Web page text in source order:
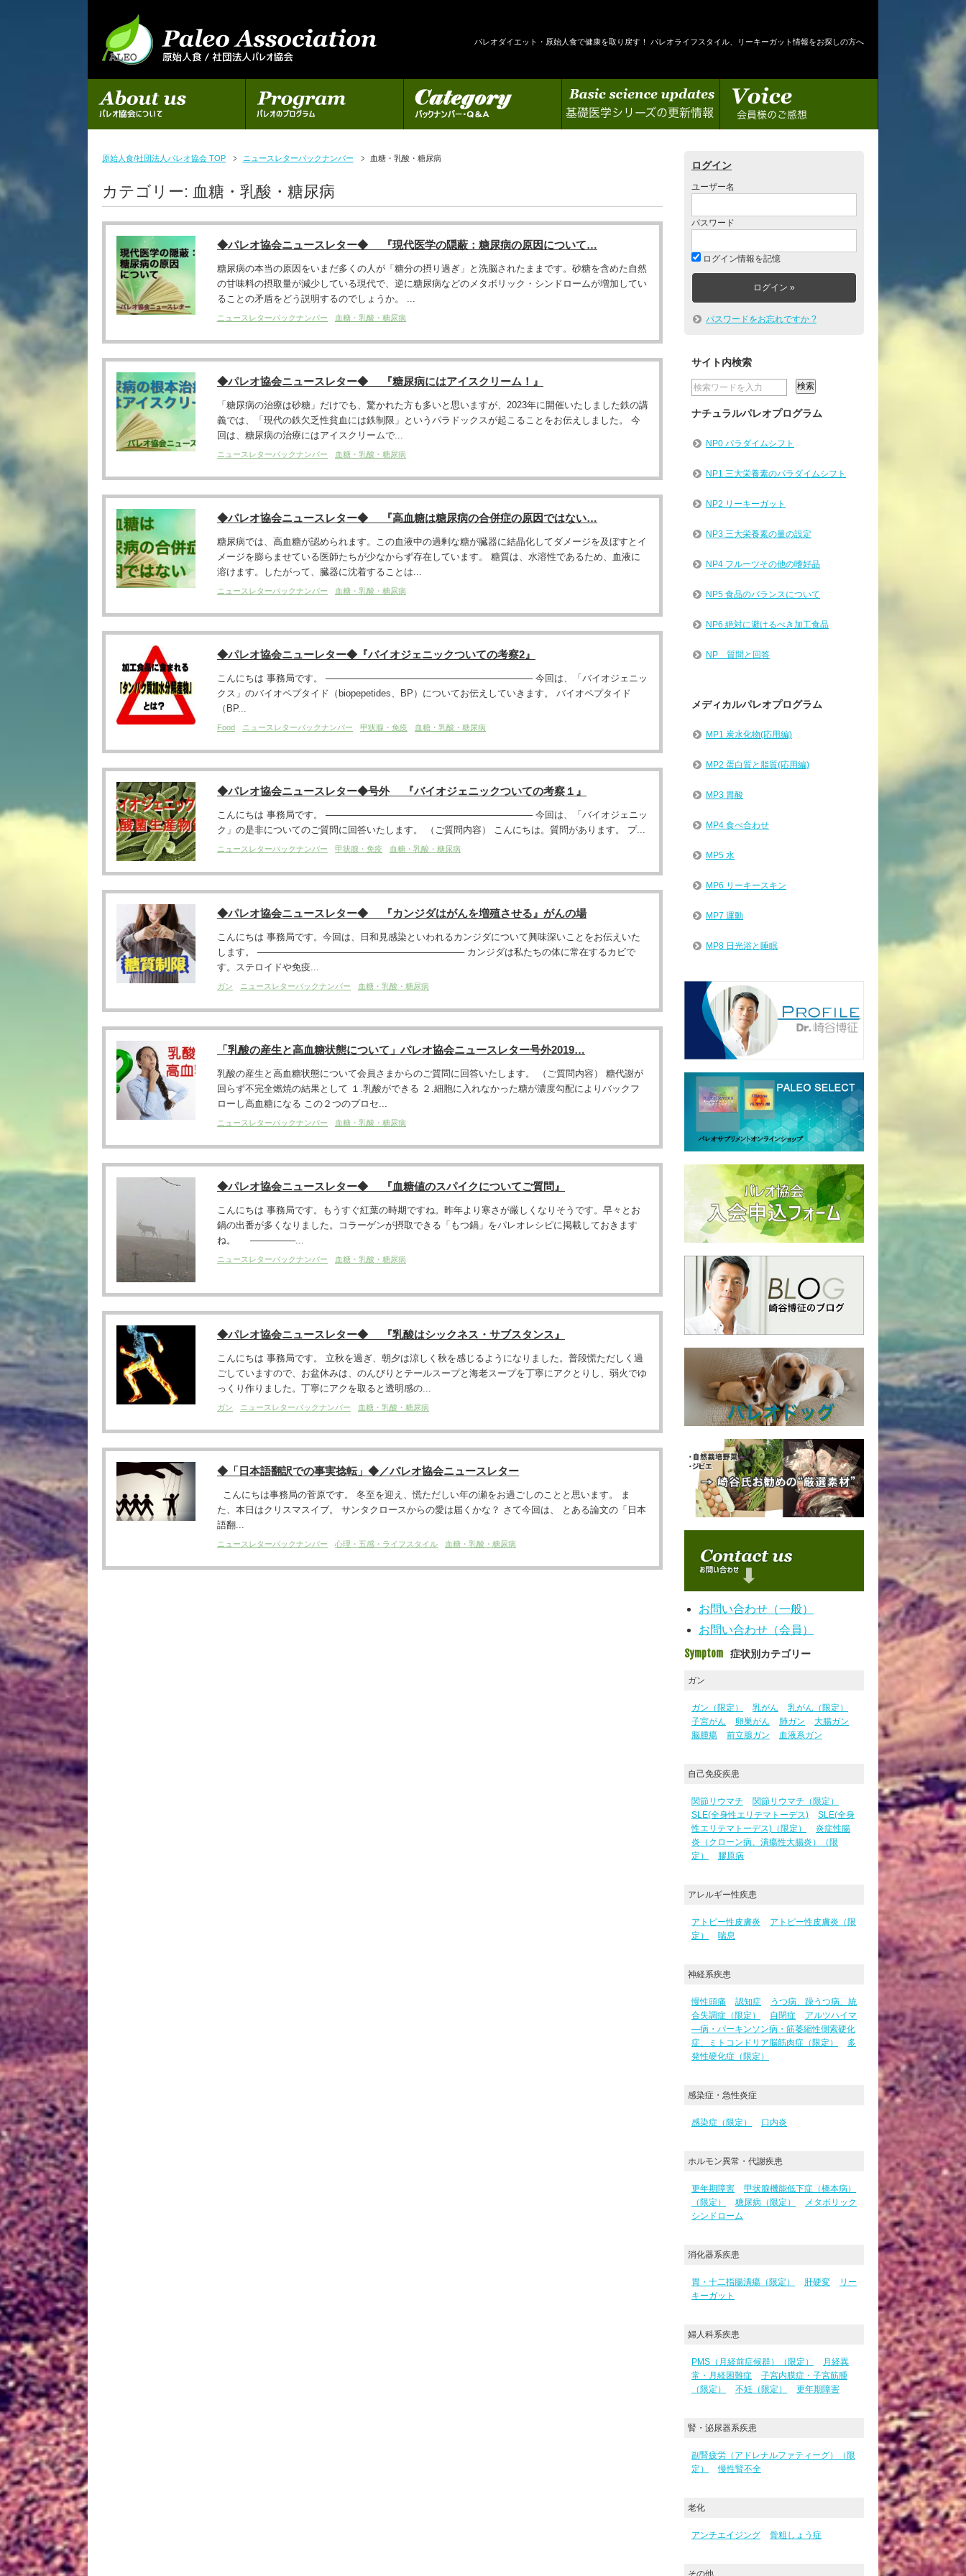
パレオダイエット・原始人食で健康を取り戻す！ パレオライフスタイル、リーキーガット情報をお探しの方へ
初めての方へ パレオのプログラム カテゴリー 基礎医学シリーズの更新情報 会員様のご感想
原始人食/社団法人パレオ協会 TOP ニュースレターバックナンバー 血糖・乳酸・糖尿病
カテゴリー: 血糖・乳酸・糖尿病
◆パレオ協会ニュースレター◆ 『現代医学の隠蔽：糖尿病の原因について…
糖尿病の本当の原因をいまだ多くの人が「糖分の摂り過ぎ」と洗脳されたままです。砂糖を含めた自然
の甘味料の摂取量が減少している現代で、逆に糖尿病などのメタボリック・シンドロームが増加してい
ることの矛盾をどう説明するのでしょうか。 ...
ニュースレターバックナンバー 血糖・乳酸・糖尿病
◆パレオ協会ニュースレター◆ 『糖尿病にはアイスクリーム！』
「糖尿病の治療は砂糖」だけでも、驚かれた方も多いと思いますが、2023年に開催いたしました鉄の講
義では、「現代の鉄欠乏性貧血には鉄制限」というパラドックスが起こることをお伝えしました。 今
回は、糖尿病の治療にはアイスクリームで...
ニュースレターバックナンバー 血糖・乳酸・糖尿病
◆パレオ協会ニュースレター◆ 『高血糖は糖尿病の合併症の原因ではない…
糖尿病では、高血糖が認められます。この血液中の過剰な糖が臓器に結晶化してダメージを及ぼすとイ
メージを膨らませている医師たちが少なからず存在しています。 糖質は、水溶性であるため、血液に
溶けます。したがって、臓器に沈着することは...
ニュースレターバックナンバー 血糖・乳酸・糖尿病
◆パレオ協会ニューレター◆『バイオジェニックついての考察2』
こんにちは 事務局です。 ──────────────────────────────── 今回は、「バイオジェニッ
クス」のバイオペプタイド（biopepetides、BP）についてお伝えしていきます。 バイオペプタイド
（BP...
Food ニュースレターバックナンバー 甲状腺・免疫 血糖・乳酸・糖尿病
◆パレオ協会ニュースレター◆号外 『バイオジェニックついての考察１』
こんにちは 事務局です。 ──────────────────────────────── 今回は、「バイオジェニッ
ク」の是非についてのご質問に回答いたします。 （ご質問内容） こんにちは。質問があります。 プ...
ニュースレターバックナンバー 甲状腺・免疫 血糖・乳酸・糖尿病
◆パレオ協会ニュースレター◆ 『カンジダはがんを増殖させる』がんの場
こんにちは 事務局です。今回は、日和見感染といわれるカンジダについて興味深いことをお伝えいた
します。 ──────────────────────────────── カンジダは私たちの体に常在するカビで
す。ステロイドや免疫...
ガン ニュースレターバックナンバー 血糖・乳酸・糖尿病
「乳酸の産生と高血糖状態について」パレオ協会ニュースレター号外2019…
乳酸の産生と高血糖状態について会員さまからのご質問に回答いたします。 （ご質問内容） 糖代謝が
回らず不完全燃焼の結果として １.乳酸ができる ２.細胞に入れなかった糖が濃度勾配によりバックフ
ローし高血糖になる この２つのプロセ...
ニュースレターバックナンバー 血糖・乳酸・糖尿病
◆パレオ協会ニュースレター◆ 『血糖値のスパイクについてご質問』
こんにちは 事務局です。もうすぐ紅葉の時期ですね。昨年より寒さが厳しくなりそうです。早々とお
鍋の出番が多くなりました。コラーゲンが摂取できる「もつ鍋」をパレオレシピに掲載しておきます
ね。 ───────...
ニュースレターバックナンバー 血糖・乳酸・糖尿病
◆パレオ協会ニュースレター◆ 『乳酸はシックネス・サブスタンス』
こんにちは 事務局です。 立秋を過ぎ、朝夕は涼しく秋を感じるようになりました。普段慌ただしく過
ごしていますので、お盆休みは、のんびりとテールスープと海老スープを丁寧にアクとりし、弱火でゆ
っくり作りました。丁寧にアクを取ると透明感の...
ガン ニュースレターバックナンバー 血糖・乳酸・糖尿病
◆「日本語翻訳での事実捻転」◆／パレオ協会ニュースレター
こんにちは事務局の菅原です。 冬至を迎え、慌ただしい年の瀬をお過ごしのことと思います。 ま
た、本日はクリスマスイブ。 サンタクロースからの愛は届くかな？ さて今回は、 とある論文の「日本
語翻...
ニュースレターバックナンバー 心理・五感・ライフスタイル 血糖・乳酸・糖尿病
ログイン
ユーザー名
パスワード
ログイン情報を記憶
パスワードをお忘れですか ?
サイト内検索
ナチュラルパレオプログラム
NP0 パラダイムシフト
NP1 三大栄養素のパラダイムシフト
NP2 リーキーガット
NP3 三大栄養素の量の設定
NP4 フルーツその他の嗜好品
NP5 食品のバランスについて
NP6 絶対に避けるべき加工食品
NP 質問と回答
メディカルパレオプログラム
MP1 炭水化物(応用編)
MP2 蛋白質と脂質(応用編)
MP3 胃酸
MP4 食べ合わせ
MP5 水
MP6 リーキースキン
MP7 運動
MP8 日光浴と睡眠
お問い合わせ（一般）
お問い合わせ（会員）
Symptom 症状別カテゴリー
ガン
ガン（限定） 乳がん
乳がん（限定）
子宮がん
卵巣がん 肺ガン
大腸ガン
脳腫瘍
前立腺ガン 血液系ガン
自己免疫疾患
関節リウマチ
関節リウマチ（限定）
SLE(全身性エリテマトーデス)
SLE(全身
性エリテマトーデス)（限定）
炎症性腸
炎（クローン病、潰瘍性大腸炎）（限
定）
膠原病
アレルギー性疾患
アトピー性皮膚炎
アトピー性皮膚炎（限
定）
喘息
神経系疾患
慢性頭痛 認知症
うつ病、躁うつ病、統
合失調症（限定）
自閉症
アルツハイマ
―病・パーキンソン病・筋萎縮性側索硬化
症、ミトコンドリア脳筋肉症（限定）
多
発性硬化症（限定）
感染症・急性炎症
感染症（限定） 口内炎
ホルモン異常・代謝疾患
更年期障害
甲状腺機能低下症（橋本病）
（限定）
糖尿病（限定）
メタボリック
シンドローム
消化器系疾患
胃・十二指腸潰瘍（限定） 肝硬変
リー
キーガット
婦人科系疾患
PMS（月経前症候群）（限定）
月経異
常・月経困難症
子宮内膜症・子宮筋腫
（限定）
不妊（限定） 更年期障害
腎・泌尿器系疾患
副腎疲労（アドレナルファティーグ）（限
定）
慢性腎不全
老化
アンチエイジング 骨粗しょう症